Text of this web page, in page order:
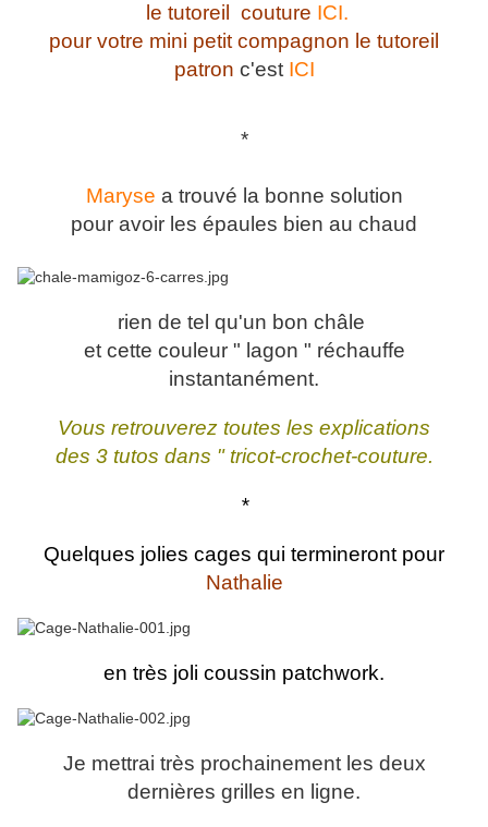
le tutoreil couture ICI.
pour votre mini petit compagnon le tutoreil
patron c'est ICI
*
Maryse a trouvé la bonne solution
pour avoir les épaules bien au chaud
rien de tel qu'un bon châle
et cette couleur " lagon " réchauffe
instantanément.
Vous retrouverez toutes les explications
des 3 tutos dans " tricot-crochet-couture.
*
Quelques jolies cages qui termineront pour
Nathalie
en très joli coussin patchwork.
Je mettrai très prochainement les deux
dernières grilles en ligne.